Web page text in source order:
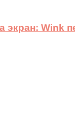
экран: Wink